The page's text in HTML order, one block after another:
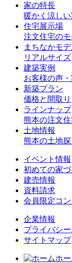
家の特長
暖かく涼し
住宅展示場
注文住宅の
まちなかモ
リアルサイズ
建築実例
お客様の声
新築プラン
価格と間取り
ラインナップ
熊本の注文住
土地情報
熊本の土地探
イベント情報
初めての家づ
建売情報
資料請求
会員限定コ
企業情報
プライバシ
サイトマップ
ホー